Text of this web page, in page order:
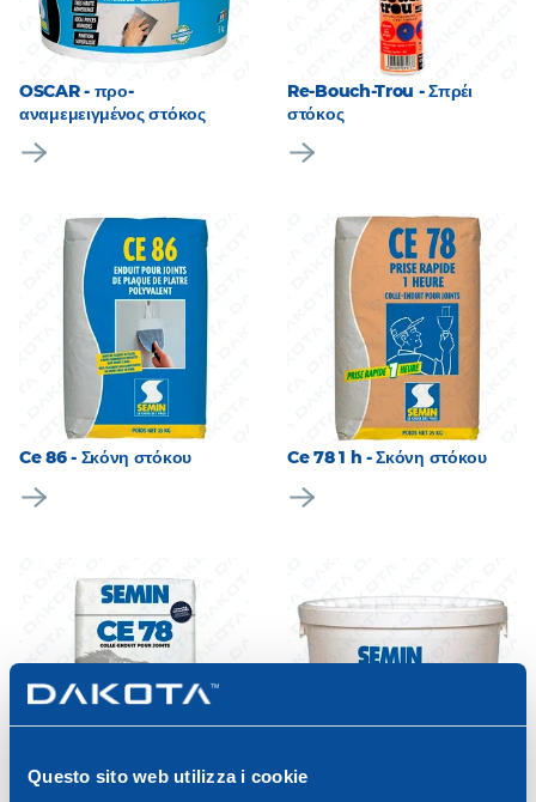
Questo sito web utilizza i cookie
OSCAR - προ-
αναμεμειγμένος στόκος
Re-Bouch-Trou - Σπρέι
στόκος
Ce 86 - Σκόνη στόκου Ce 78 1 h - Σκόνη στόκου